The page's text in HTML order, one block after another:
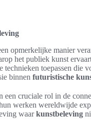
opmerkelijke manier
het publiek kunst
toepassen die
binnen futuristische
cruciale rol in de
werken wereldwijde
waarkunstbeleving